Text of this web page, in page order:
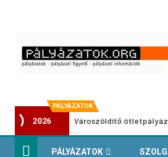
PÁLYÁZATOK
2026
Városzöldítő ötletpályázat
PÁLYÁZATOK